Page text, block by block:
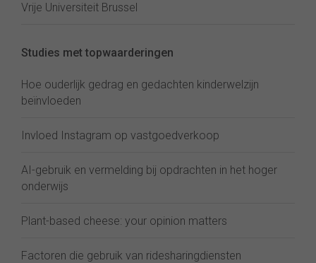
Vrije Universiteit Brussel
Studies met topwaarderingen
Hoe ouderlijk gedrag en gedachten kinderwelzijn
beïnvloeden
Invloed Instagram op vastgoedverkoop
AI-gebruik en vermelding bij opdrachten in het hoger
onderwijs
Plant-based cheese: your opinion matters
Factoren die gebruik van ridesharingdiensten